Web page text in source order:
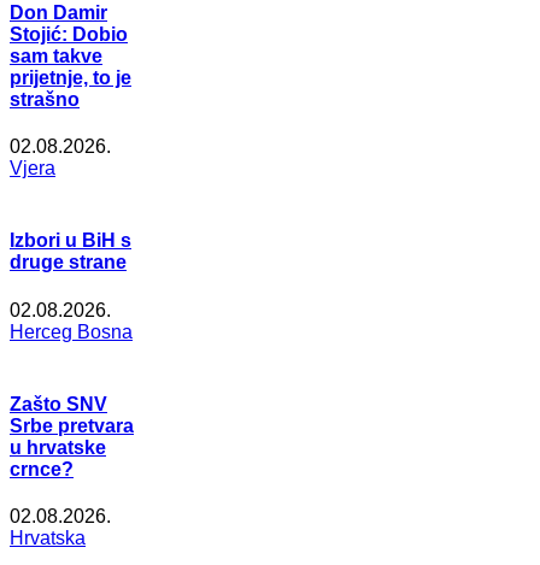
Don Damir
Stojić: Dobio
sam takve
prijetnje, to je
strašno
02.08.2026.
Vjera
Izbori u BiH s
druge strane
02.08.2026.
Herceg Bosna
Zašto SNV
Srbe pretvara
u hrvatske
crnce?
02.08.2026.
Hrvatska